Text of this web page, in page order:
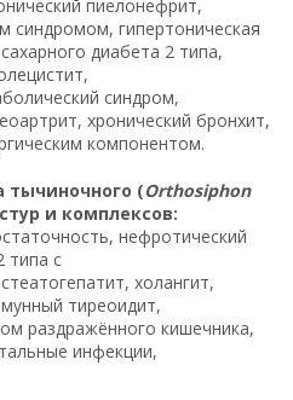
пиелонефрит,
синдромом, гипертоническая
диабета 2 типа,
синдром,
хронический бронхит,
компонентом.
(Orthosiphon
и комплексов:
нефротический
типа с
холангит,
тиреоидит,
раздражённого кишечника,
инфекции,